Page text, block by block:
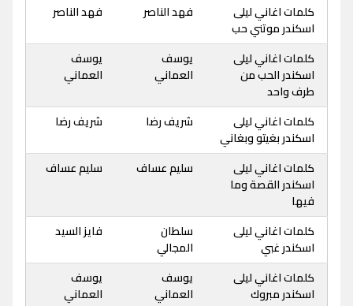
كلمات اغاني ليلى
اسكندر موتني حب
فهد الناصر فهد الناصر
كلمات اغاني ليلى
اسكندر الحب من
طرف واحد
يوسف
العماني
يوسف
العماني
كلمات اغاني ليلى
اسكندر بغيتو وبغاني
شريف رضا شريف رضا
كلمات اغاني ليلى
اسكندر القصة وما
فيها
سليم عساف سليم عساف
كلمات اغاني ليلى
اسكندر غبي
سلطان
المجالي
فايز السيد
كلمات اغاني ليلى
اسكندر مبروك
يوسف
العماني
يوسف
العماني